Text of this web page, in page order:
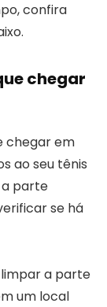
confira
chegar
chegar em
ao seu tênis
a parte
se há
limpar a parte
um local